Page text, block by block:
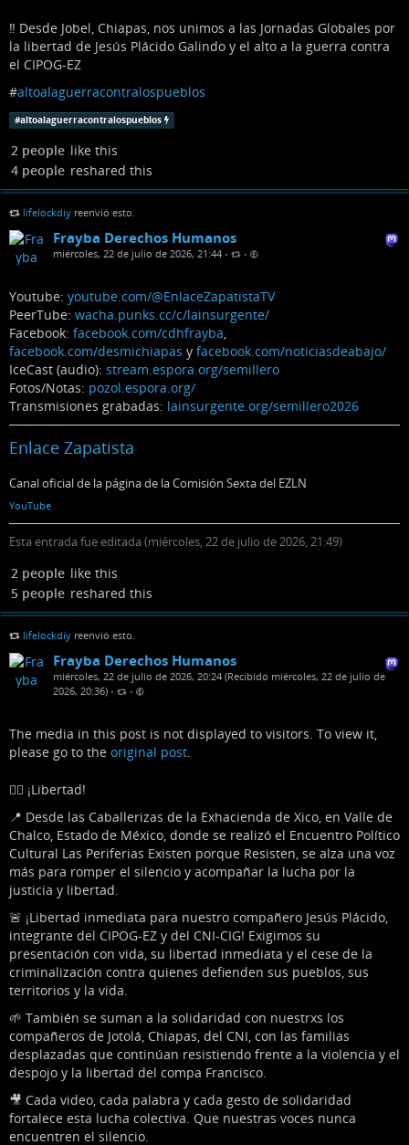
‼️ Desde Jobel, Chiapas, nos unimos a las Jornadas Globales por
la libertad de Jesús Plácido Galindo y el alto a la guerra contra
el CIPOG-EZ
#altoalaguerracontralospueblos
#altoalaguerracontralospueblos
2 people like this
4 people reshared this
lifelockdiy reenvió esto.
Frayba Derechos Humanos
miércoles, 22 de julio de 2026, 21:44 • •
Youtube: youtube.com/@EnlaceZapatistaTV
PeerTube: wacha.punks.cc/c/lainsurgente/
Facebook: facebook.com/cdhfrayba,
facebook.com/desmichiapas y facebook.com/noticiasdeabajo/
IceCast (audio): stream.espora.org/semillero
Fotos/Notas: pozol.espora.org/
Transmisiones grabadas: lainsurgente.org/semillero2026
Enlace Zapatista
Canal oficial de la página de la Comisión Sexta del EZLN
YouTube
Esta entrada fue editada (miércoles, 22 de julio de 2026, 21:49)
2 people like this
5 people reshared this
lifelockdiy reenvió esto.
Frayba Derechos Humanos
miércoles, 22 de julio de 2026, 20:24 (Recibido miércoles, 22 de julio de
2026, 20:36) • •
The media in this post is not displayed to visitors. To view it,
please go to the original post.
✊🏽 ¡Libertad!
📍 Desde las Caballerizas de la Exhacienda de Xico, en Valle de
Chalco, Estado de México, donde se realizó el Encuentro Político
Cultural Las Periferias Existen porque Resisten, se alza una voz
más para romper el silencio y acompañar la lucha por la
justicia y libertad.
🚨 ¡Libertad inmediata para nuestro compañero Jesús Plácido,
integrante del CIPOG-EZ y del CNI-CIG! Exigimos su
presentación con vida, su libertad inmediata y el cese de la
criminalización contra quienes defienden sus pueblos, sus
territorios y la vida.
🌱 También se suman a la solidaridad con nuestrxs los
compañeros de Jotolá, Chiapas, del CNI, con las familias
desplazadas que continúan resistiendo frente a la violencia y el
despojo y la libertad del compa Francisco.
🎥 Cada video, cada palabra y cada gesto de solidaridad
fortalece esta lucha colectiva. Que nuestras voces nunca
encuentren el silencio.